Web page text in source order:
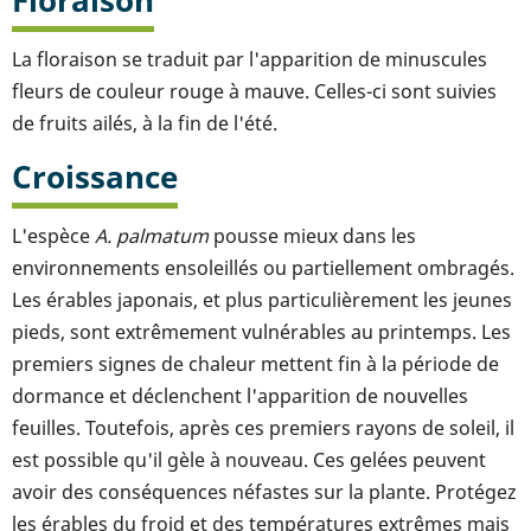
La floraison se traduit par l'apparition de minuscules
fleurs de couleur rouge à mauve. Celles-ci sont suivies
de fruits ailés, à la fin de l'été.
Croissance
L'espèceA. palmatumpousse mieux dans les
environnements ensoleillés ou partiellement ombragés.
Les érables japonais, et plus particulièrement les jeunes
pieds, sont extrêmement vulnérables au printemps. Les
premiers signes de chaleur mettent fin à la période de
dormance et déclenchent l'apparition de nouvelles
feuilles. Toutefois, après ces premiers rayons de soleil, il
est possible qu'il gèle à nouveau. Ces gelées peuvent
avoir des conséquences néfastes sur la plante. Protégez
les érables du froid et des températures extrêmes mais